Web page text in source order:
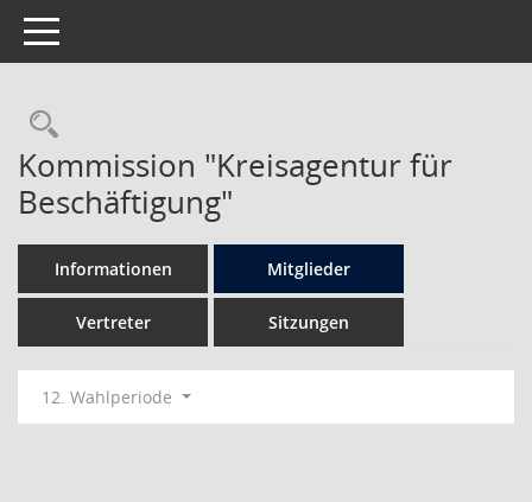
Toggle navigation
Rechercheauswahl
Kommission "Kreisagentur für
Beschäftigung"
Informationen Mitglieder
Vertreter Sitzungen
12. Wahlperiode